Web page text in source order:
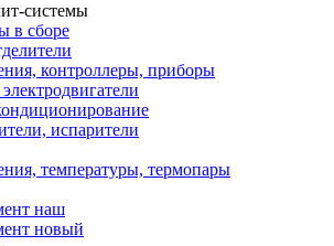
системы
в сборе
контроллеры, приборы
испарители
температуры, термопары
наш
новый